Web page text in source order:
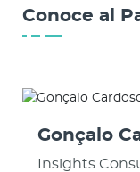
Conoce al
Gonçalo
Insights